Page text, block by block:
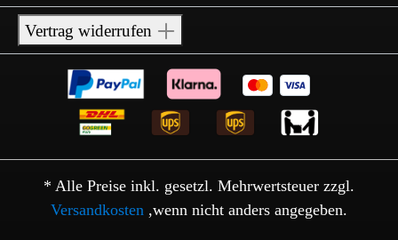
Vertrag widerrufen
* Alle Preise inkl. gesetzl. Mehrwertsteuer zzgl.
Versandkosten ,wenn nicht anders angegeben.